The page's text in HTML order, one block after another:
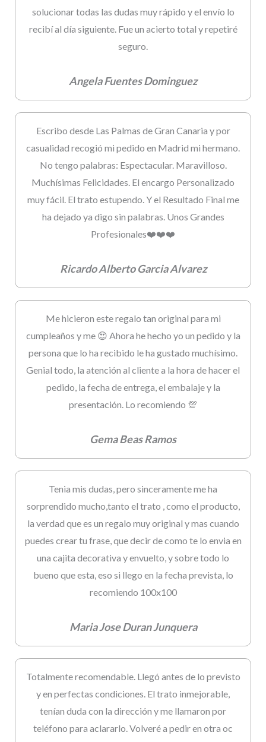
solucionar todas las dudas muy rápido y el envío lo
recibí al día siguiente. Fue un acierto total y repetiré
seguro.
Angela Fuentes Dominguez
Escribo desde Las Palmas de Gran Canaria y por
casualidad recogió mi pedido en Madrid mi hermano.
No tengo palabras: Espectacular. Maravilloso.
Muchísimas Felicidades. El encargo Personalizado
muy fácil. El trato estupendo. Y el Resultado Final me
ha dejado ya digo sin palabras. Unos Grandes
Profesionales❤️❤️❤️
Ricardo Alberto Garcia Alvarez
Me hicieron este regalo tan original para mi
cumpleaños y me 😍 Ahora he hecho yo un pedido y la
persona que lo ha recibido le ha gustado muchísimo.
Genial todo, la atención al cliente a la hora de hacer el
pedido, la fecha de entrega, el embalaje y la
presentación. Lo recomiendo 💯
Gema Beas Ramos
Tenia mis dudas, pero sinceramente me ha
sorprendido mucho,tanto el trato , como el producto,
la verdad que es un regalo muy original y mas cuando
puedes crear tu frase, que decir de como te lo envia en
una cajita decorativa y envuelto, y sobre todo lo
bueno que esta, eso si llego en la fecha prevista, lo
recomiendo 100x100
Maria Jose Duran Junquera
Totalmente recomendable. Llegó antes de lo previsto
y en perfectas condiciones. El trato inmejorable,
tenían duda con la dirección y me llamaron por
teléfono para aclararlo. Volveré a pedir en otra oc